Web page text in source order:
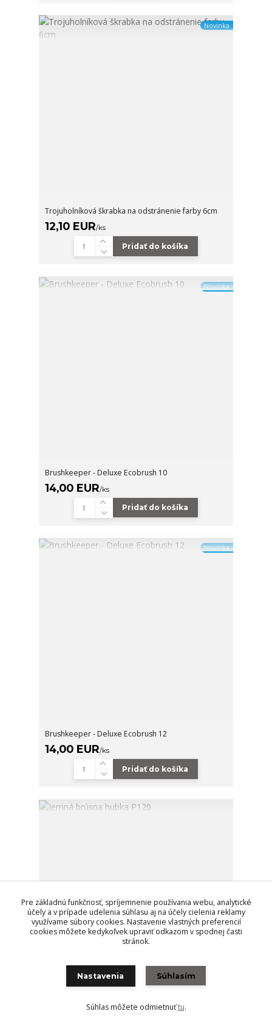
Novinka
Trojuholníková škrabka na odstránenie farby 6cm
12,10 EUR/ks
Pridať do košíka
Novinka
Brushkeeper - Deluxe Ecobrush 10
14,00 EUR/ks
Pridať do košíka
Novinka
Brushkeeper - Deluxe Ecobrush 12
14,00 EUR/ks
Pridať do košíka
2,10 EUR/ks
Pre základnú funkčnosť, spríjemnenie používania webu, analytické
účely a v prípade udelenia súhlasu aj na účely cielenia reklamy
využívame súbory cookies. Nastavenie vlastných preferencií
cookies môžete kedykoľvek upraviť odkazom v spodnej časti
stránok.
Nastavenia Súhlasím
Súhlas môžete odmietnuťtu.